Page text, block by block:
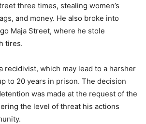
three times, stealing women’s
and money. He also broke into
Maja Street, where he stole
tires.
recidivist, which may lead to a harsher
to 20 years in prison. The decision
was made at the request of the
the level of threat his actions